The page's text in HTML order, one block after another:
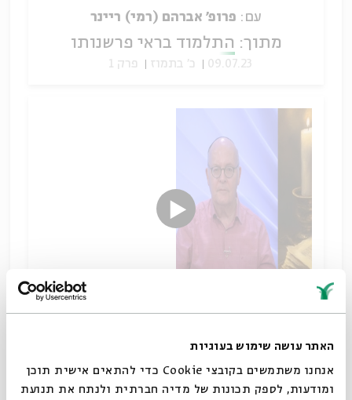
האתר עושה שימוש בעוגיות
אנחנו משתמשים בקובצי Cookie כדי להתאים אישית תוכן
ומודעות, לספק תכונות של מדיה חברתית ולנתח את תנועת
עם: פרופ׳ אברהם (רמי) ריינר
מתוך: התלמוד בראי פרשנותו
09.07.23 כ' בתמוז פרק 1
התלמוד בראי פרשנותו
תגיות: תלמוד וספרות חז"ל היסטוריה יהודית רמי ריינר תושב"ע
פילולוגיה פרשנות רש"י תלמוד